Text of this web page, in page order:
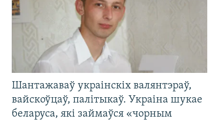
Шантажаваў украінскіх валянтэраў,
вайскоўцаў, палітыкаў. Украіна шукае
беларуса, які займаўся «чорным